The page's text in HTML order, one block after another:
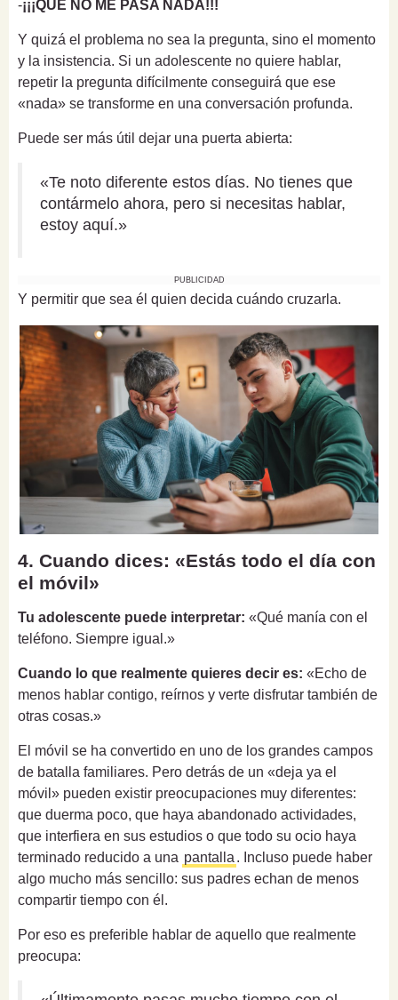
-¡¡¡QUE NO ME PASA NADA!!!
Y quizá el problema no sea la pregunta, sino el momento
y la insistencia. Si un adolescente no quiere hablar,
repetir la pregunta difícilmente conseguirá que ese
«nada» se transforme en una conversación profunda.
Puede ser más útil dejar una puerta abierta:
«Te noto diferente estos días. No tienes que
contármelo ahora, pero si necesitas hablar,
estoy aquí.»
PUBLICIDAD
Y permitir que sea él quien decida cuándo cruzarla.
4. Cuando dices: «Estás todo el día con
el móvil»
Tu adolescente puede interpretar: «Qué manía con el
teléfono. Siempre igual.»
Cuando lo que realmente quieres decir es: «Echo de
menos hablar contigo, reírnos y verte disfrutar también de
otras cosas.»
El móvil se ha convertido en uno de los grandes campos
de batalla familiares. Pero detrás de un «deja ya el
móvil» pueden existir preocupaciones muy diferentes:
que duerma poco, que haya abandonado actividades,
que interfiera en sus estudios o que todo su ocio haya
terminado reducido a una pantalla . Incluso puede haber
algo mucho más sencillo: sus padres echan de menos
compartir tiempo con él.
Por eso es preferible hablar de aquello que realmente
preocupa: